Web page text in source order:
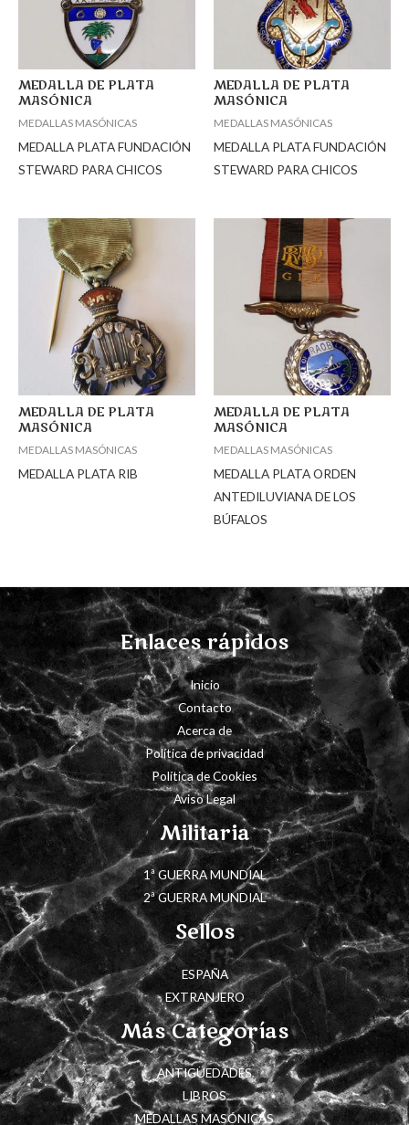
MEDALLA DE PLATA
MASÓNICA
MEDALLAS MASÓNICAS
MEDALLA PLATA FUNDACIÓN
STEWARD PARA CHICOS
MEDALLA DE PLATA
MASÓNICA
MEDALLAS MASÓNICAS
MEDALLA PLATA FUNDACIÓN
STEWARD PARA CHICOS
MEDALLA DE PLATA
MASÓNICA
MEDALLAS MASÓNICAS
MEDALLA PLATA RIB
MEDALLA DE PLATA
MASÓNICA
MEDALLAS MASÓNICAS
MEDALLA PLATA ORDEN
ANTEDILUVIANA DE LOS
BÚFALOS
Enlaces rápidos
Inicio
Contacto
Acerca de
Política de privacidad
Política de Cookies
Aviso Legal
Militaria
1ª GUERRA MUNDIAL
2ª GUERRA MUNDIAL
Sellos
ESPAÑA
EXTRANJERO
Más Categorías
ANTIGÜEDADES
LIBROS
MEDALLAS MASÓNICAS